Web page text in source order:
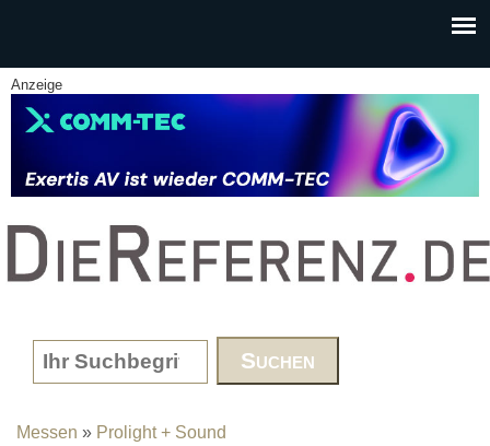
Anzeige
www.DieReferenz.de
Search form
Messen » Prolight + Sound